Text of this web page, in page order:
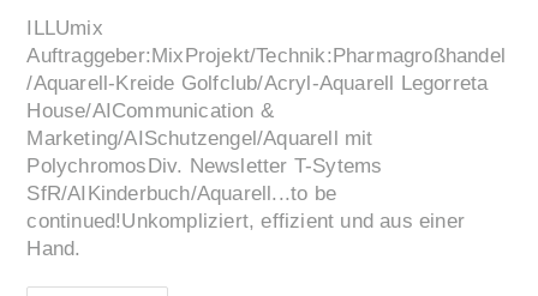
ILLUmix
Auftraggeber:MixProjekt/Technik:Pharmagroßhandel
/Aquarell-Kreide Golfclub/Acryl-Aquarell Legorreta
House/AICommunication &
Marketing/AISchutzengel/Aquarell mit
PolychromosDiv. Newsletter T-Sytems
SfR/AIKinderbuch/Aquarell...to be
continued!Unkompliziert, effizient und aus einer
Hand.